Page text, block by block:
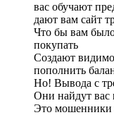
вас обучают
дают вам сайт
Что бы вам
покупать
Создают
пополнить
Но! Вывода с
Они найдут вас
Это мошенники